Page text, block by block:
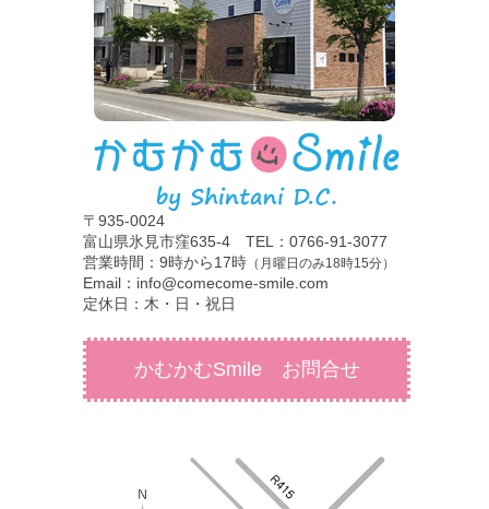
〒935-0024
富山県氷見市窪635-4 TEL：0766-91-3077
営業時間：9時から17時 （月曜日のみ18時15分）
Email：info@comecome-smile.com
定休日：木・日・祝日
かむかむSmile お問合せ